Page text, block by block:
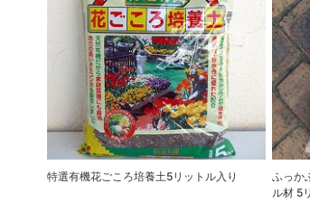
特選有機花ごころ培養土5リットル入り
ふっか
ル材 5